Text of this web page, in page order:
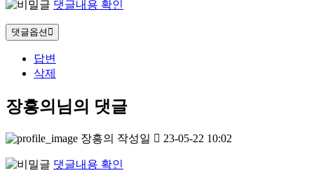
댓글내용 확인
댓글옵션
답변
삭제
장흥의님의 댓글
장흥의 작성일 23-05-22 10:02
댓글내용 확인